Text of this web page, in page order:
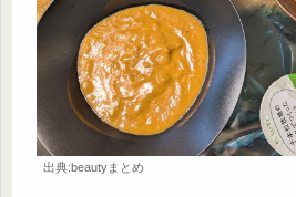
出典:beautyまとめ